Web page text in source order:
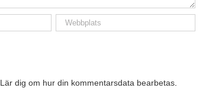
Lär dig om hur din kommentarsdata bearbetas.